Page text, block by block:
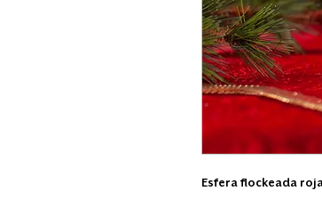
Esfera flockeada